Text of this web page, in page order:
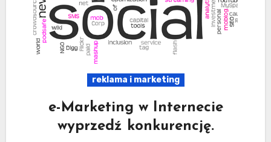
reklama i marketing
e-Marketing w Internecie
wyprzedź konkurencję.